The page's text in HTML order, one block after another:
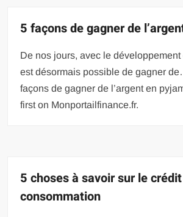
5 façons de gagner de
De nos jours, avec le développement
est désormais possible de gagner
façons de gagner de l’argent en
first on Monportailfinance.fr.
5 choses à savoir sur le
consommation